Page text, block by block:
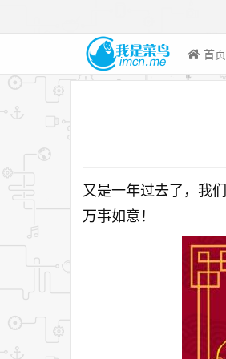
首页
又是一年过去了，我
万事如意！